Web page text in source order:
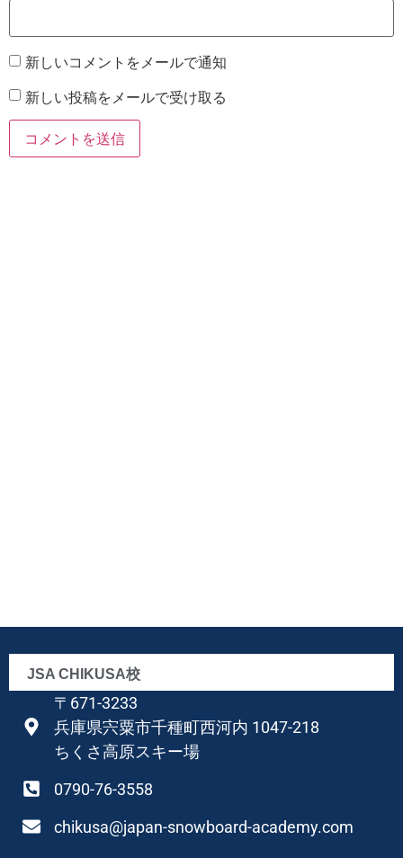
新しいコメントをメールで通知
新しい投稿をメールで受け取る
JSA CHIKUSA校
〒671-3233
兵庫県宍粟市千種町西河内 1047-218
ちくさ高原スキー場
0790-76-3558
chikusa@japan-snowboard-academy.com